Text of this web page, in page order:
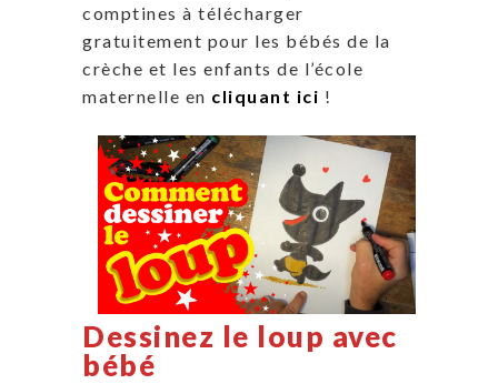
comptines à télécharger
gratuitement pour les bébés de la
crèche et les enfants de l’école
maternelle en cliquant ici !
Dessinez le loup avec
bébé